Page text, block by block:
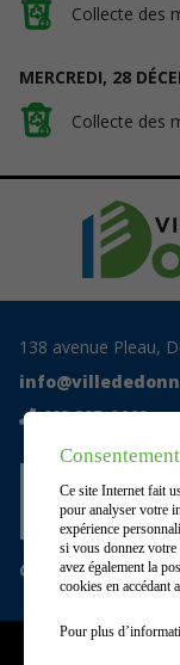
Collecte des
MERCREDI, 28
Collecte des
Ce site Internet fait
pour analyser votre
expérience
si vous donnez votre
avez également la
cookies en accédant
Pour plus
138 avenue Pleau,
418 285-0110
Accédez
privé
Gérer mes